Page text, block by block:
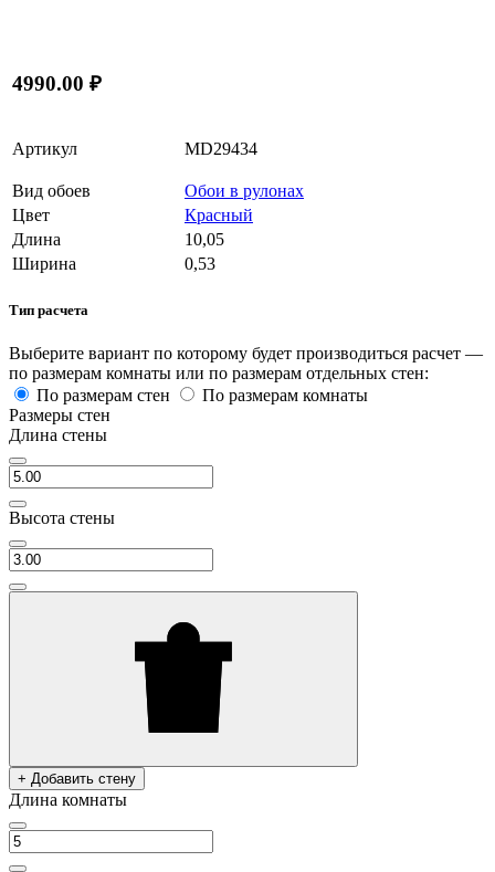
4990.00 ₽
Артикул MD29434
Вид обоев
Обои в рулонах
Цвет
Красный
Длина
10,05
Ширина
0,53
Тип расчета
Выберите вариант по которому будет производиться расчет —
по размерам комнаты или по размерам отдельных стен:
По размерам стен
По размерам комнаты
Размеры стен
Длина стены
Высота стены
+ Добавить стену
Длина комнаты